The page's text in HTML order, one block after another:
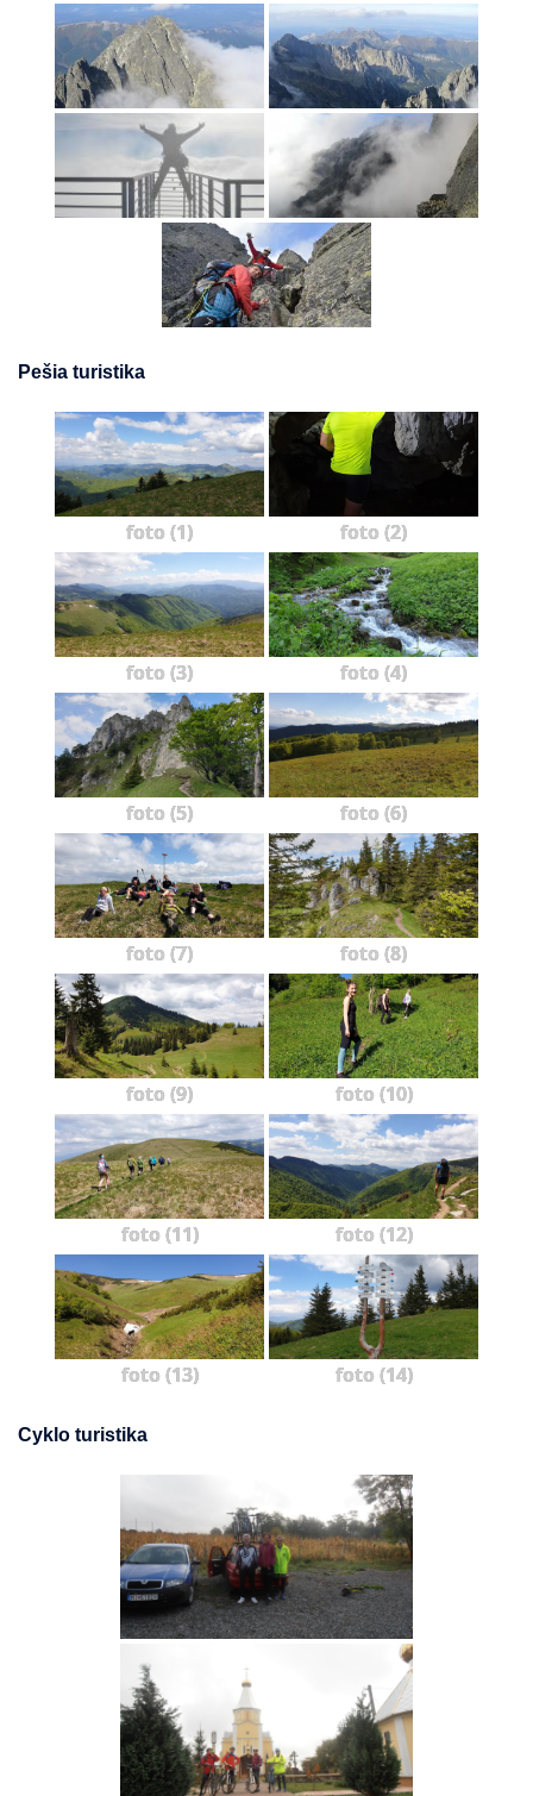
Pešia turistika
foto (1) foto (2)
foto (3) foto (4)
foto (5) foto (6)
foto (7) foto (8)
foto (9) foto (10)
foto (11) foto (12)
foto (13) foto (14)
Cyklo turistika